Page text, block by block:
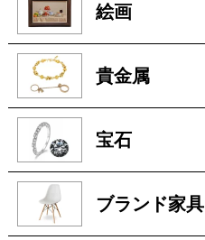
絵画
貴金属
宝石
ブランド家具